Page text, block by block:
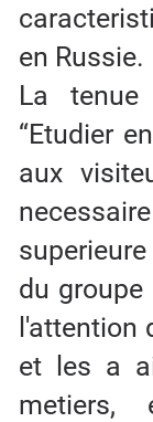
en Russie.
La
“Etudier
aux
du groupe
l'attention
et les a
metiers,